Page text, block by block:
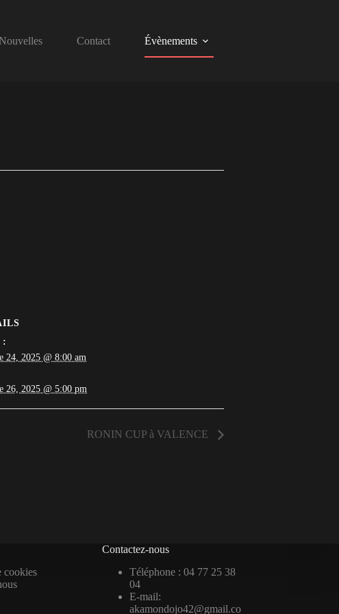
Contact Évènements
:
24, 2025 @ 8:00 am
26, 2025 @ 5:00 pm
RONIN CUP à VALENCE
cookies
Contactez-nous
Téléphone : 04 77 25 38
04
E-mail:
akamondojo42@gmail.co